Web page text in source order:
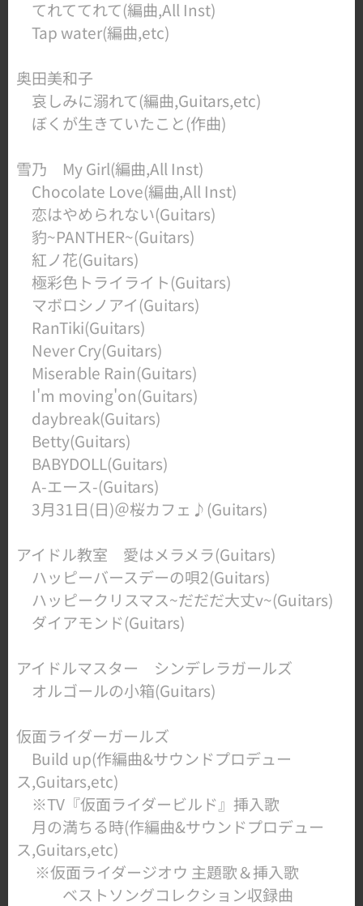
​ てれててれて(編曲,All Inst)
Tap water(編曲,etc)
奥田美和子
哀しみに溺れて(編曲,Guitars,etc)
ぼくが生きていたこと(作曲)
雪乃 My Girl(編曲,All Inst)
​ Chocolate Love(編曲,All Inst)
恋はやめられない(Guitars)
豹~PANTHER~(Guitars)
紅ノ花(Guitars)
極彩色トライライト(Guitars)
マボロシノアイ(Guitars)
RanTiki(Guitars)
Never Cry(Guitars)
Miserable Rain(Guitars)
I'm moving'on(Guitars)
daybreak(Guitars)
Betty(Guitars)
BABYDOLL(Guitars)
A-エース-(Guitars)
3月31日(日)＠桜カフェ♪(Guitars)
アイドル教室​ 愛はメラメラ(Guitars)
ハッピーバースデーの唄2(Guitars)
ハッピークリスマス~だだだ大丈v~(Guitars)
ダイアモンド(Guitars)
アイドルマスター シンデレラガールズ​
オルゴールの小箱(Guitars)
仮面ライダーガールズ
Build up(作編曲&サウンドプロデュー
ス,Guitars,etc)
​ ※TV『仮面ライダービルド』挿入歌
月の満ちる時(作編曲&サウンドプロデュー
ス,Guitars,etc)
※仮面ライダージオウ 主題歌＆挿入歌
ベストソングコレクション収録曲